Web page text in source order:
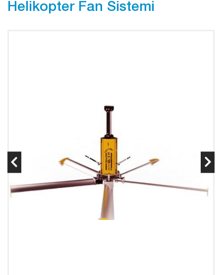
Helikopter Fan Sistemi